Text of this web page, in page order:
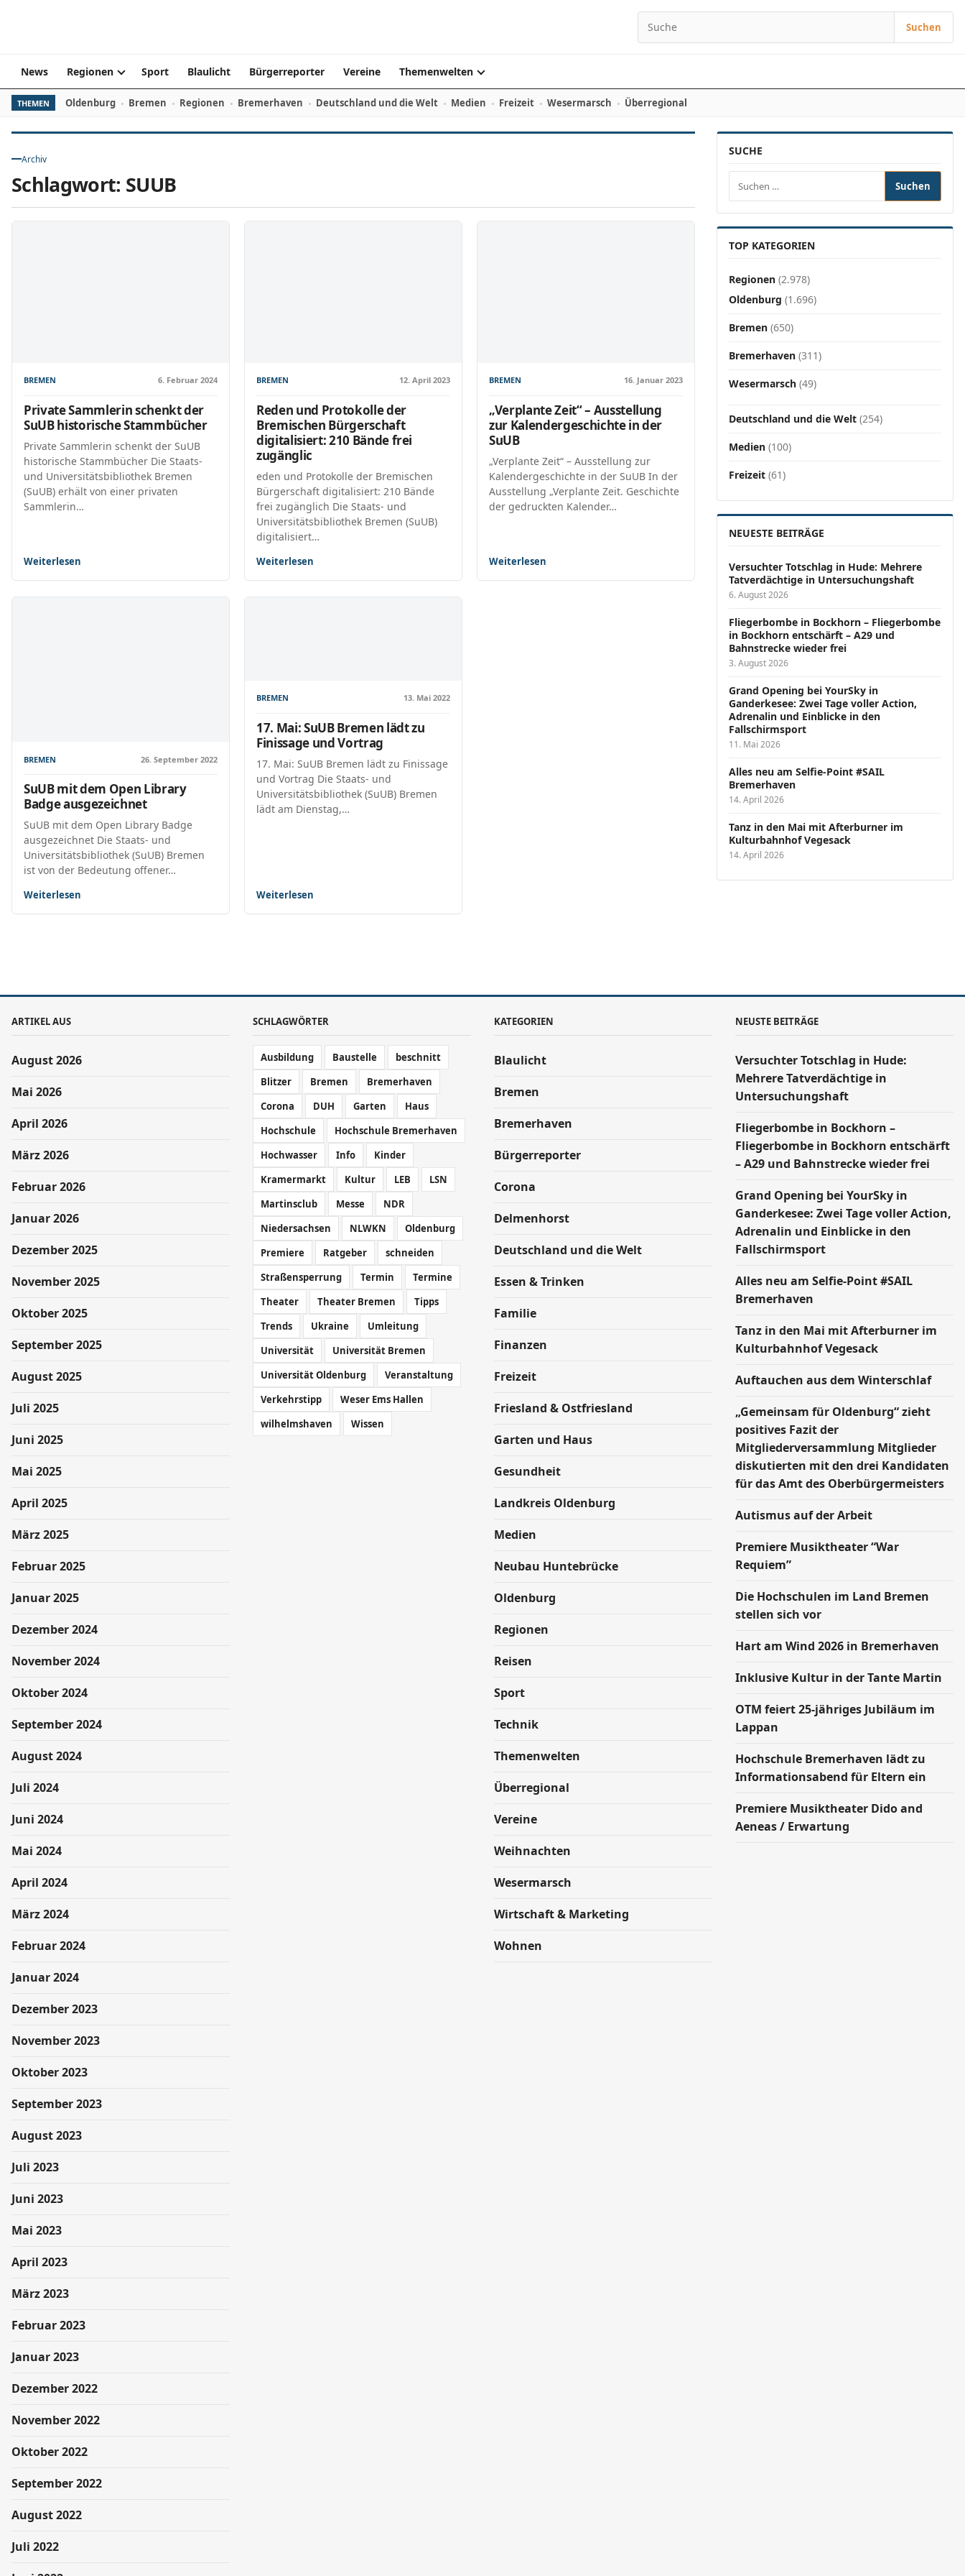
Suchen nach:
Suchen
News Regionen Sport Blaulicht Bürgerreporter Vereine Themenwelten
THEMEN Oldenburg Bremen Regionen Bremerhaven Deutschland und die Welt Medien Freizeit Wesermarsch Überregional
Archiv
Schlagwort: SUUB
BREMEN 6. Februar 2024
Private Sammlerin schenkt der
SuUB historische Stammbücher
Private Sammlerin schenkt der SuUB
historische Stammbücher Die Staats-
und Universitätsbibliothek Bremen
(SuUB) erhält von einer privaten
Sammlerin…
Weiterlesen
BREMEN 12. April 2023
Reden und Protokolle der
Bremischen Bürgerschaft
digitalisiert: 210 Bände frei
zugänglic
eden und Protokolle der Bremischen
Bürgerschaft digitalisiert: 210 Bände
frei zugänglich Die Staats- und
Universitätsbibliothek Bremen (SuUB)
digitalisiert…
Weiterlesen
BREMEN 16. Januar 2023
„Verplante Zeit“ – Ausstellung
zur Kalendergeschichte in der
SuUB
„Verplante Zeit“ – Ausstellung zur
Kalendergeschichte in der SuUB In der
Ausstellung „Verplante Zeit. Geschichte
der gedruckten Kalender…
Weiterlesen
BREMEN 26. September 2022
SuUB mit dem Open Library
Badge ausgezeichnet
SuUB mit dem Open Library Badge
ausgezeichnet Die Staats- und
Universitätsbibliothek (SuUB) Bremen
ist von der Bedeutung offener…
Weiterlesen
BREMEN 13. Mai 2022
17. Mai: SuUB Bremen lädt zu
Finissage und Vortrag
17. Mai: SuUB Bremen lädt zu Finissage
und Vortrag Die Staats- und
Universitätsbibliothek (SuUB) Bremen
lädt am Dienstag,…
Weiterlesen
SUCHE
Suchen nach:
TOP KATEGORIEN
Regionen (2.978)
Oldenburg (1.696)
Bremen (650)
Bremerhaven (311)
Wesermarsch (49)
Deutschland und die Welt (254)
Medien (100)
Freizeit (61)
NEUESTE BEITRÄGE
Versucht­er Totschlag in Hude: Mehrere
Tatverdächtige in Untersuchungshaft
6. August 2026
Fliegerbombe in Bockhorn – Fliegerbombe
in Bockhorn entschärft – A29 und
Bahnstrecke wieder frei
3. August 2026
Grand Opening bei YourSky in
Ganderkesee: Zwei Tage voller Action,
Adrenalin und Einblicke in den
Fallschirmsport
11. Mai 2026
Alles neu am Selfie-Point #SAIL
Bremerhaven
14. April 2026
Tanz in den Mai mit Afterburner im
Kulturbahnhof Vegesack
14. April 2026
ARTIKEL AUS
August 2026
Mai 2026
April 2026
März 2026
Februar 2026
Januar 2026
Dezember 2025
November 2025
Oktober 2025
September 2025
August 2025
Juli 2025
Juni 2025
Mai 2025
April 2025
März 2025
Februar 2025
Januar 2025
Dezember 2024
November 2024
Oktober 2024
September 2024
August 2024
Juli 2024
Juni 2024
Mai 2024
April 2024
März 2024
Februar 2024
Januar 2024
Dezember 2023
November 2023
Oktober 2023
September 2023
August 2023
Juli 2023
Juni 2023
Mai 2023
April 2023
März 2023
Februar 2023
Januar 2023
Dezember 2022
November 2022
Oktober 2022
September 2022
August 2022
Juli 2022
SCHLAGWÖRTER
Ausbildung Baustelle
beschnitt
Blitzer
Bremen
Bremerhaven
Corona
DUH Garten
Haus
Hochschule
Hochschule Bremerhaven
Hochwasser
Info
Kinder
Kramermarkt
Kultur LEB
LSN
Martinsclub
Messe
NDR
Niedersachsen
NLWKN
Oldenburg
Premiere
Ratgeber
schneiden
Straßensperrung
Termin
Termine
Theater
Theater Bremen
Tipps
Trends
Ukraine
Umleitung
Universität
Universität Bremen
Universität Oldenburg
Veranstaltung
Verkehrstipp
Weser Ems Hallen
wilhelmshaven
Wissen
KATEGORIEN
Blaulicht
Bremen
Bremerhaven
Bürgerreporter
Corona
Delmenhorst
Deutschland und die Welt
Essen & Trinken
Familie
Finanzen
Freizeit
Friesland & Ostfriesland
Garten und Haus
Gesundheit
Landkreis Oldenburg
Medien
Neubau Huntebrücke
Oldenburg
Regionen
Reisen
Sport
Technik
Themenwelten
Überregional
Vereine
Weihnachten
Wesermarsch
Wirtschaft & Marketing
Wohnen
NEUSTE BEITRÄGE
Versucht­er Totschlag in Hude:
Mehrere Tatverdächtige in
Untersuchungshaft
Fliegerbombe in Bockhorn –
Fliegerbombe in Bockhorn entschärft
– A29 und Bahnstrecke wieder frei
Grand Opening bei YourSky in
Ganderkesee: Zwei Tage voller Action,
Adrenalin und Einblicke in den
Fallschirmsport
Alles neu am Selfie-Point #SAIL
Bremerhaven
Tanz in den Mai mit Afterburner im
Kulturbahnhof Vegesack
Auftauchen aus dem Winterschlaf
„Gemeinsam für Oldenburg“ zieht
positives Fazit der
Mitgliederversammlung Mitglieder
diskutierten mit den drei Kandidaten
für das Amt des Oberbürgermeisters
Autismus auf der Arbeit
Premiere Musiktheater “War
Requiem”
Die Hochschulen im Land Bremen
stellen sich vor
Hart am Wind 2026 in Bremerhaven
Inklusive Kultur in der Tante Martin
OTM feiert 25-jähriges Jubiläum im
Lappan
Hochschule Bremerhaven lädt zu
Informationsabend für Eltern ein
Premiere Musiktheater Dido and
Aeneas / Erwartung